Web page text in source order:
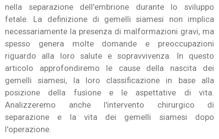
nella separazione dell'embrione durante lo sviluppo
fetale. La definizione di gemelli siamesi non implica
necessariamente la presenza di malformazioni gravi, ma
spesso genera molte domande e preoccupazioni
riguardo alla loro salute e sopravvivenza. In questo
articolo approfondiremo le cause della nascita dei
gemelli siamesi, la loro classificazione in base alla
posizione della fusione e le aspettative di vita.
Analizzeremo anche l'intervento chirurgico di
separazione e la vita dei gemelli siamesi dopo
l'operazione.